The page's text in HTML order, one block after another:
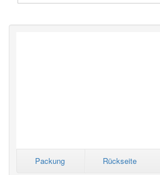
Packung Rückseite